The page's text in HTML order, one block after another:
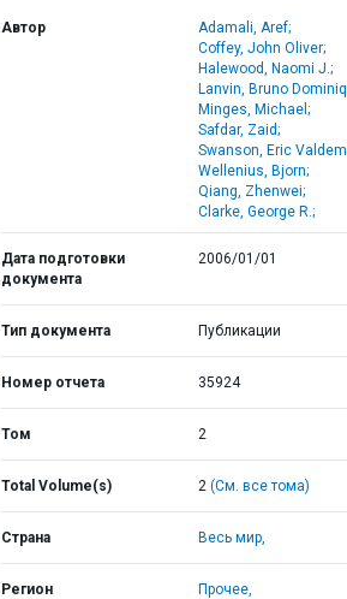
Автор
Adamali, Aref;
Coffey, John Oliver;
Halewood, Naomi J.;
Lanvin, Bruno
Minges, Michael;
Safdar, Zaid;
Swanson, Eric
Wellenius, Bjorn;
Qiang, Zhenwei;
Clarke, George R.;
Дата подготовки
документа
2006/01/01
Тип документа Публикации
Номер отчета 35924
Том 2
Total Volume(s) 2 (См. все тома)
Страна Весь мир,
Регион Прочее,